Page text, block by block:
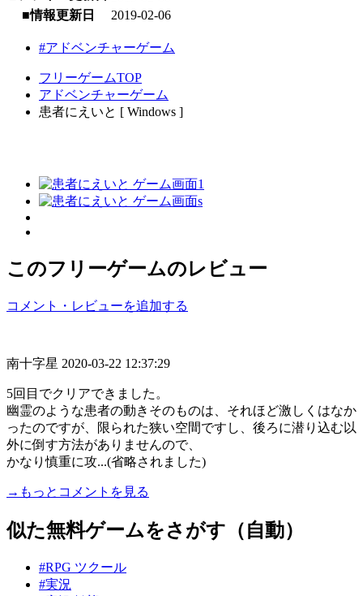
■情報更新日
2019-02-06
#アドベンチャーゲーム
フリーゲームTOP
アドベンチャーゲーム
患者にえいと [ Windows ]
このフリーゲームのレビュー
コメント・レビューを追加する
南十字星 2020-03-22 12:37:29
5回目でクリアできました。
幽霊のような患者の動きそのものは、それほど激しくはなか
ったのですが、限られた狭い空間ですし、後ろに潜り込む以
外に倒す方法がありませんので、
かなり慎重に攻...(省略されました)
→もっとコメントを見る
似た無料ゲームをさがす（自動）
#RPG ツクール
#実況